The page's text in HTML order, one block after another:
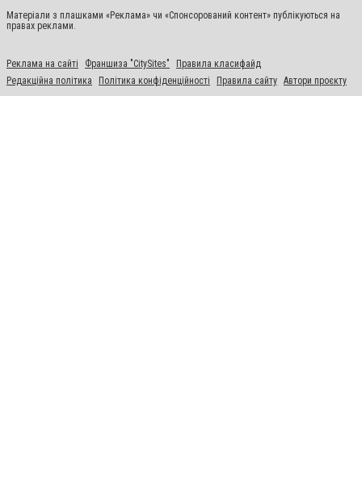
Матеріали з плашками «Реклама» чи «Спонсорований контент» публікуються на
правах реклами.
Реклама на сайті Франшиза "CitySites"
Правила класифайд
Редакційна політика
Політика конфіденційності Правила сайту Автори проєкту